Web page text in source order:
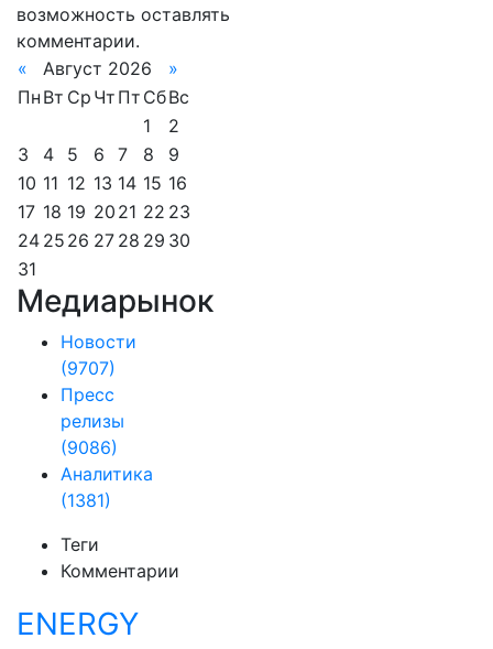
возможность оставлять
комментарии.
«
Август 2026
»
Пн Вт Ср Чт Пт СбВс
1
2
3
4 5 6 7 8
9
10 11 12 13 14 15 16
17 18 19 20 21 22 23
24 25 26 27 28 29 30
31
Медиарынок
Новости
(9707)
Пресс
релизы
(9086)
Аналитика
(1381)
Теги
Комментарии
ENERGY